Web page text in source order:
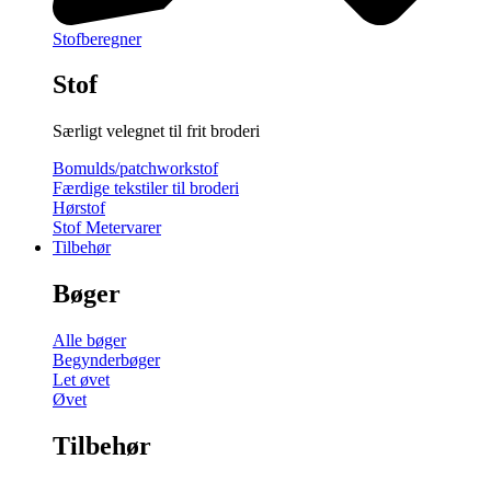
Stofberegner
Stof
Særligt velegnet til frit broderi
Bomulds/patchworkstof
Færdige tekstiler til broderi
Hørstof
Stof Metervarer
Tilbehør
Bøger
Alle bøger
Begynderbøger
Let øvet
Øvet
Tilbehør